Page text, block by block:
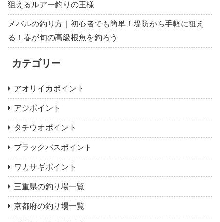
狙えるルアー釣りの王様
メバルの釣り方｜初心者でも簡単！堤防から手軽に狙え
る！春が旬の高級根魚を釣ろう
カテゴリー
アオリイカポイント
アジポイント
タチウオポイント
ブラックバスポイント
ワカサギポイント
三重県の釣り場一覧
京都府の釣り場一覧